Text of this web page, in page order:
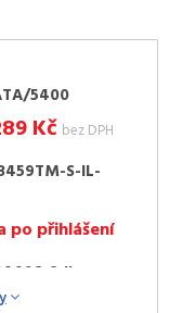
5400
Kč bez DPH
S-IL-
po přihlášení
S-IL-